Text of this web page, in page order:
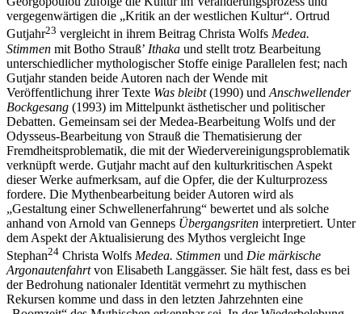
vergegenwärtigen die „Kritik an der westlichen Kultur“. Ortrud
Gutjahr23 vergleicht in ihrem Beitrag Christa Wolfs Medea.
Stimmen mit Botho Strauß’ Ithaka und stellt trotz Bearbeitung
unterschiedlicher mythologischer Stoffe einige Parallelen fest; nach
Gutjahr standen beide Autoren nach der Wende mit
Veröffentlichung ihrer Texte Was bleibt(1990) und Anschwellender
Bockgesang (1993) im Mittelpunkt ästhetischer und politischer
Debatten. Gemeinsam sei der Medea-Bearbeitung Wolfs und der
Odysseus-Bearbeitung von Strauß die Thematisierung der
Fremdheitsproblematik, die mit der Wiedervereinigungsproblematik
verknüpft werde. Gutjahr macht auf den kulturkritischen Aspekt
dieser Werke aufmerksam, auf die Opfer, die der Kulturprozess
fordere. Die Mythenbearbeitung beider Autoren wird als
„Gestaltung einer Schwellenerfahrung“ bewertet und als solche
anhand von Arnold van Genneps Übergangsriten interpretiert. Unter
dem Aspekt der Aktualisierung des Mythos vergleicht Inge
Stephan24 Christa Wolfs Medea. Stimmen und Die märkische
Argonautenfahrtvon Elisabeth Langgässer. Sie hält fest, dass es bei
der Bedrohung nationaler Identität vermehrt zu mythischen
Rekursen komme und dass in den letzten Jahrzehnten eine